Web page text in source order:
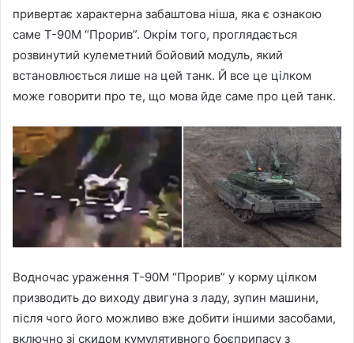
привертає характерна забаштова ніша, яка є ознакою
саме Т-90М “Прорив”. Окрім того, проглядається
розвинутий кулеметний бойовий модуль, який
встановлюється лише на цей танк. Й все це цілком
може говорити про те, що мова йде саме про цей танк.
Водночас ураження Т-90М “Прорив” у корму цілком
призводить до виходу двигуна з ладу, зупин машини,
після чого його можливо вже добити іншими засобами,
включно зі скидом кумулятивного боєприпасу з